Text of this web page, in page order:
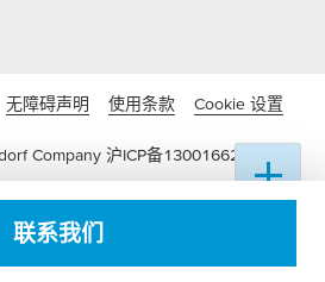
联系我们
无障碍声明 使用条款 Cookie 设置
Company 沪ICP备13001662号-3
安备 31011502016822号